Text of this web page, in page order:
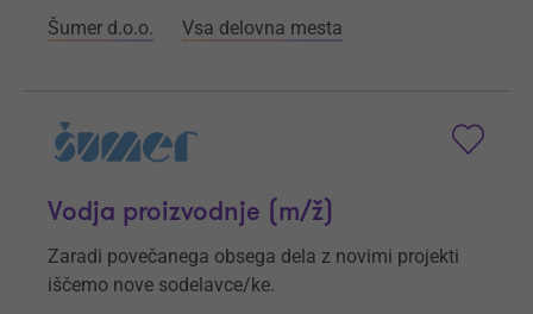
Šumer d.o.o. Vsa delovna mesta
Vodja proizvodnje (m/ž)
Zaradi povečanega obsega dela z novimi projekti
iščemo nove sodelavce/ke.